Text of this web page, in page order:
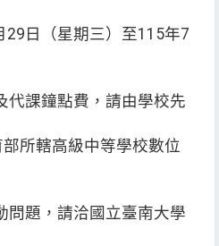
29日（星期三）至115年7
代課鐘點費，請由學校先
所轄高級中等學校數位
問題，請洽國立臺南大學